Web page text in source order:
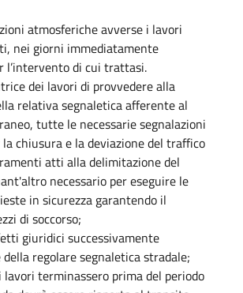
atmosferiche avverse i lavori
nei giorni immediatamente
di cui trattasi.
dei lavori di provvedere alla
relativa segnaletica afferente al
tutte le necessarie segnalazioni
chiusura e la deviazione del traffico
atti alla delimitazione del
necessario per eseguire le
in sicurezza garantendo il
di soccorso;
giuridici successivamente
regolare segnaletica stradale;
lavori terminassero prima del periodo